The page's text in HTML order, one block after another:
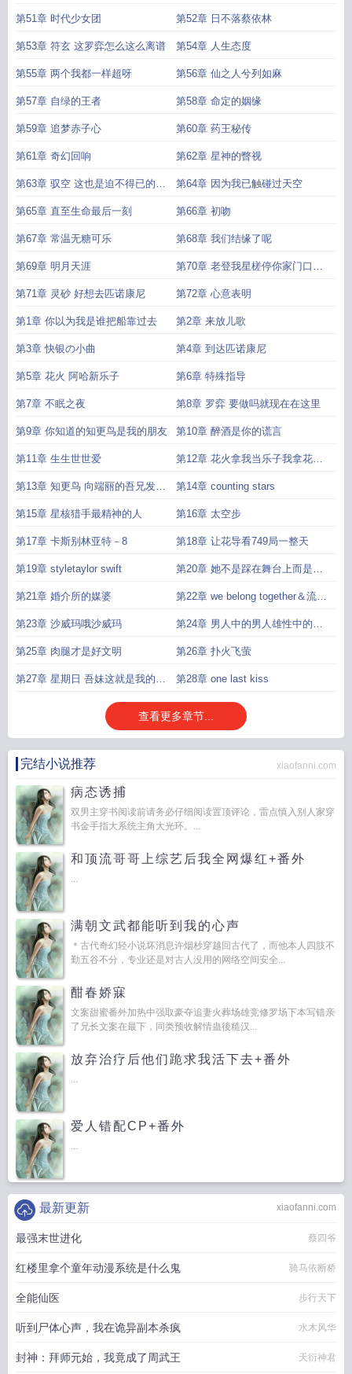
第51章 时代少女团 第52章 日不落蔡依林
第53章 符玄 这罗弈怎么这么离谱 第54章 人生态度
第55章 两个我都一样超呀 第56章 仙之人兮列如麻
第57章 自绿的王者 第58章 命定的姻缘
第59章 追梦赤子心 第60章 药王秘传
第61章 奇幻回响 第62章 星神的瞥视
第63章 驭空 这也是迫不得已的事
情
第64章 因为我已触碰过天空
第65章 直至生命最后一刻 第66章 初吻
第67章 常温无糖可乐 第68章 我们结缘了呢
第69章 明月天涯 第70章 老登我星槎停你家门口行
不
第71章 灵砂 好想去匹诺康尼 第72章 心意表明
第1章 你以为我是谁把船靠过去 第2章 来放儿歌
第3章 快银の小曲 第4章 到达匹诺康尼
第5章 花火 阿哈新乐子 第6章 特殊指导
第7章 不眠之夜 第8章 罗弈 要做吗就现在在这里
第9章 你知道的知更鸟是我的朋友 第10章 醉酒是你的谎言
第11章 生生世世爱 第12章 花火拿我当乐子我拿花火
当
第13章 知更鸟 向端丽的吾兄发起
叛逆
第14章 counting stars
第15章 星核猎手最精神的人 第16章 太空步
第17章 卡斯别林亚特－8 第18章 让花导看749局一整天
第19章 styletaylor swift 第20章 她不是踩在舞台上而是踩
在我的心上啊
第21章 婚介所的媒婆 第22章 we belong together＆流行
音乐结束
第23章 沙威玛哦沙威玛 第24章 男人中的男人雄性中的雄
性
第25章 肉腿才是好文明 第26章 扑火飞萤
第27章 星期日 吾妹这就是我的助 第28章 one last kiss
查看更多章节...
完结小说推荐 xiaofanni.com
病态诱捕
双男主穿书阅读前请务必仔细阅读置顶评论，雷点慎入别人家穿
书金手指大系统主角大光环。...
和顶流哥哥上综艺后我全网爆红+番外
...
满朝文武都能听到我的心声
＊古代奇幻轻小说坏消息许烟杪穿越回古代了，而他本人四肢不
勤五谷不分，专业还是对古人没用的网络空间安全...
酣春娇寐
文案甜蜜番外加热中强取豪夺追妻火葬场雄竞修罗场下本写错亲
了兄长文案在最下，同类预收解情蛊後糙汉...
放弃治疗后他们跪求我活下去+番外
...
爱人错配CP+番外
...
xiaofanni.com
最新更新
最强末世进化 蔡四爷
红楼里拿个童年动漫系统是什么鬼 骑马依断桥
全能仙医 步行天下
听到尸体心声，我在诡异副本杀疯 水木风华
封神：拜师元始，我竟成了周武王 天衍神君